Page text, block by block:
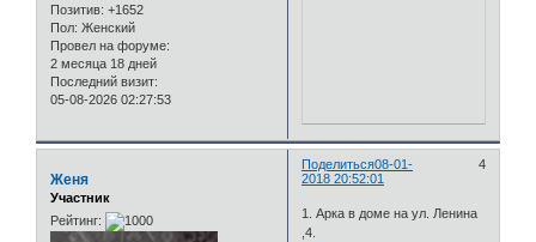
Позитив: +1652
Пол: Женский
Провел на форуме:
2 месяца 18 дней
Последний визит:
05-08-2026 02:27:53
Поделиться 4
08-01-
2018 20:52:01
Женя
Участник
Рейтинг:
1. Арка в доме на ул. Ленина
,4.